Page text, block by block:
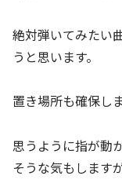
絶対弾いてみたい
うと思います。
置き場所も確保し
思うように指が動
そうな気もしますが